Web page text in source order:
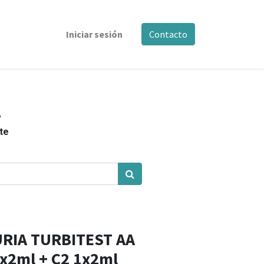
Iniciar sesión Contacto
TURBITEST AA
+ C2 1x2ml